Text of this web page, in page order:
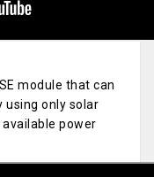
module that can
using only solar
power